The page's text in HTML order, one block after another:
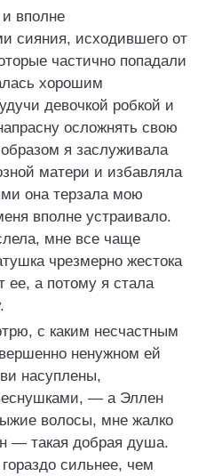
вполне
сияния, исходившего от
частично попадали
хорошим
девочкой робкой и
осложнять свою
я заслуживала
матери и избавляла
она терзала мою
вполне устраивало.
мне все чаще
чрезмерно жестока
а потому я стала
с каким несчастным
ненужном ей
насуплены,
— а Эллен
волосы, мне жалко
— такая добрая душа.
сильнее, чем